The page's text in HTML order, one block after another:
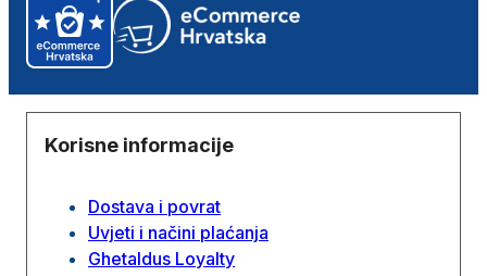
Korisne informacije
Dostava i povrat
Uvjeti i načini plaćanja
Ghetaldus Loyalty